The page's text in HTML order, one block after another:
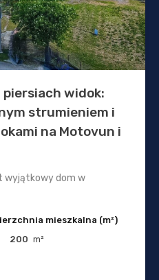
widok:
strumieniem i
na Motovun i
wyjątkowy dom w
mieszkalna (m²)
200 m²